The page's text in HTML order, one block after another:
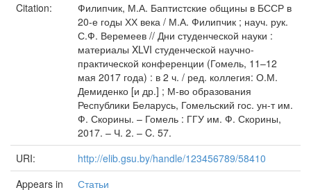
Citation:
Филипчик, М.А. Баптистские общины в БССР в
20-е годы ХХ века / М.А. Филипчик ; науч. рук.
С.Ф. Веремеев // Дни студенческой науки :
материалы XLVI студенческой научно-
практической конференции (Гомель, 11–12
мая 2017 года) : в 2 ч. / ред. коллегия: О.М.
Демиденко [и др.] ; М-во образования
Республики Беларусь, Гомельский гос. ун-т им.
Ф. Скорины. – Гомель : ГГУ им. Ф. Скорины,
2017. – Ч. 2. – C. 57.
URI:
http://elib.gsu.by/handle/123456789/58410
Appears in
Статьи